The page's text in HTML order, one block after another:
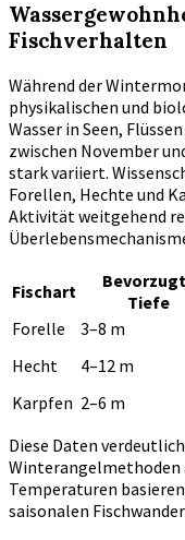
Fischverhalten
Während der
physikalischen und
Wasser in Seen,
zwischen November
stark variiert.
Forellen, Hechte und
Aktivität weitgehend
Fischart
Tiefe
Forelle
3–8 m
Hecht
4–12 m
Karpfen 2–6 m
Diese Daten
Winterangelmethoden
Temperaturen
saisonalen